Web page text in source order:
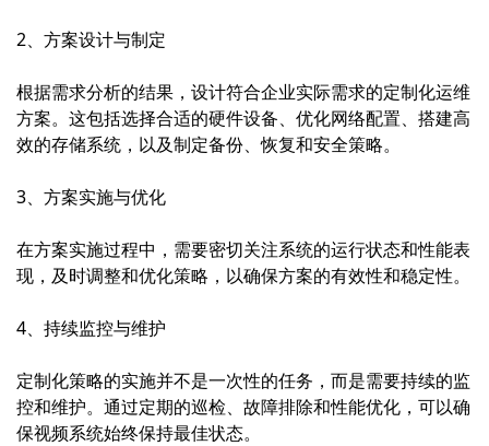
2、方案设计与制定
根据需求分析的结果，设计符合企业实际需求的定制化运维
方案。这包括选择合适的硬件设备、优化网络配置、搭建高
效的存储系统，以及制定备份、恢复和安全策略。
3、方案实施与优化
在方案实施过程中，需要密切关注系统的运行状态和性能表
现，及时调整和优化策略，以确保方案的有效性和稳定性。
4、持续监控与维护
定制化策略的实施并不是一次性的任务，而是需要持续的监
控和维护。通过定期的巡检、故障排除和性能优化，可以确
保视频系统始终保持最佳状态。